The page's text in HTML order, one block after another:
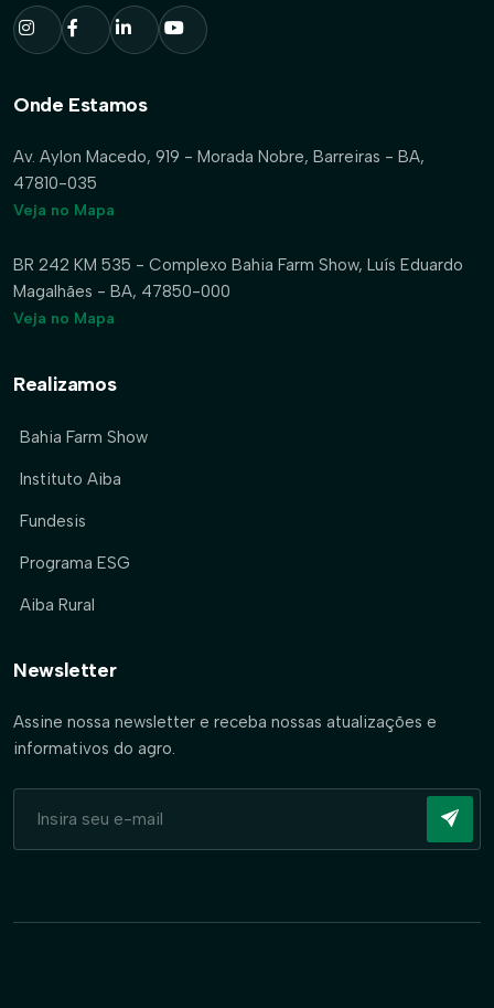
Onde Estamos
Av. Aylon Macedo, 919 - Morada Nobre, Barreiras - BA,
47810-035
Veja no Mapa
BR 242 KM 535 - Complexo Bahia Farm Show, Luís Eduardo
Magalhães - BA, 47850-000
Veja no Mapa
Realizamos
Bahia Farm Show
Instituto Aiba
Fundesis
Programa ESG
Aiba Rural
Newsletter
Assine nossa newsletter e receba nossas atualizações e
informativos do agro.